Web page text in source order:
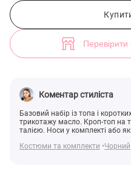
Перевірити
Коментар стиліста
Базовий набір із топа і
трикотажу масло. Кроп-топ на
талією. Носи у комплекті або як
Костюми та комплекти
Чорний
Чорний базовий набір із топа